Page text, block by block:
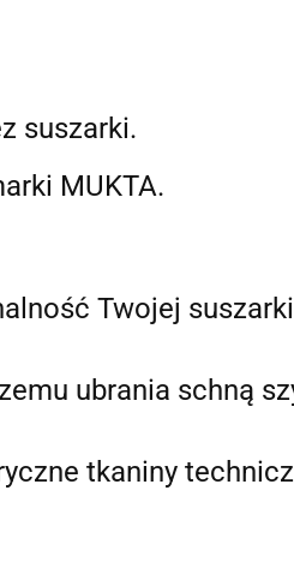
suszarki.
MUKTA.
Twojej
ubrania schną
tkaniny